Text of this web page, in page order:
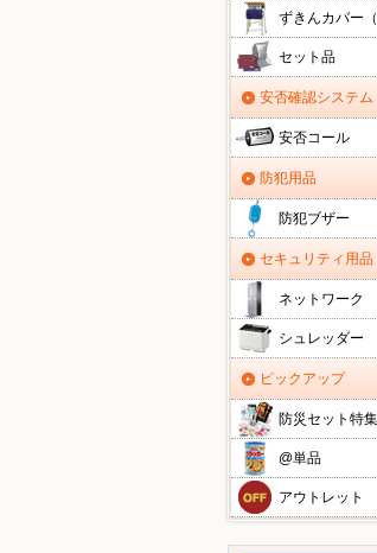
ずきんカバー（
セット品
安否確認システム
安否コール
防犯用品
防犯ブザー
セキュリティ用品
ネットワーク
シュレッダー
ピックアップ
防災セット特集
@単品
アウトレット